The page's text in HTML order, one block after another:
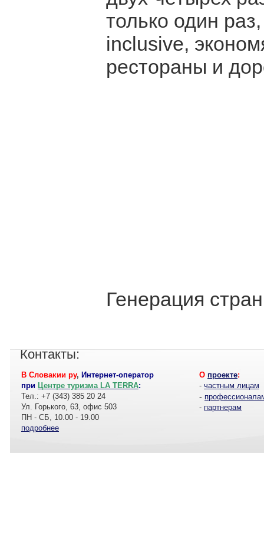
только один
inclusive,
рестораны и
Генерация
Контакты:
В Словакии ру, Интернет-оператор
при Центре туризма LA TERRA:
Тел.: +7 (343) 385 20 24
Ул. Горького, 63, офис 503
ПН - СБ, 10.00 - 19.00
подробнее
О проекте:
- частным лицам
-
- партнерам